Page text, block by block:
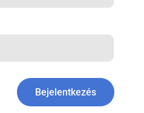
Egy friss vizsgálat
ában mutatható ki Lynch-
colorectalis daganatok
Számos publikáció talált
között, különösen tartós
Bejelentkezés